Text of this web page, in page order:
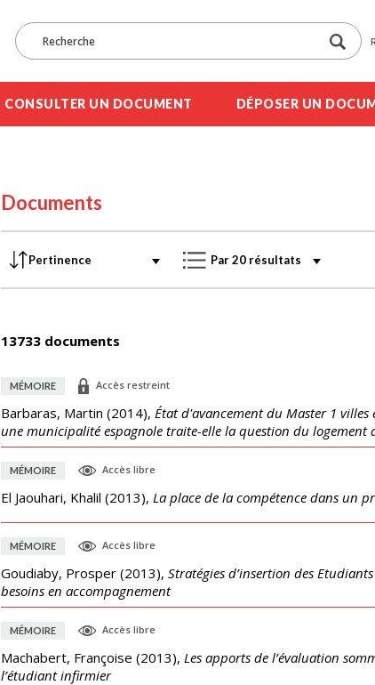
CONSULTER UN DOCUMENT DÉPOSER UN
Documents
13733 documents
MÉMOIRE Accès restreint
Barbaras, Martin (2014), État d'avancement du Master 1
une municipalité espagnole traite-elle la question du logement
MÉMOIRE Accès libre
El Jaouhari, Khalil (2013), La place de la compétence dans un
MÉMOIRE Accès libre
Goudiaby, Prosper (2013), Stratégies d’insertion des
besoins en accompagnement
MÉMOIRE Accès libre
Machabert, Françoise (2013), Les apports de l’évaluation
l’étudiant infirmier